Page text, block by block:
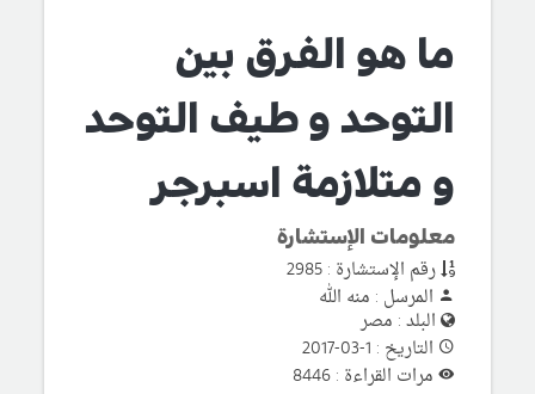
ما هو الفرق بين
التوحد و طيف التوحد
و متلازمة اسبرجر
معلومات الإستشارة
رقم الإستشارة : 2985
المرسل : منه الله
البلد : مصر
التاريخ : 1-03-2017
مرات القراءة : 8446